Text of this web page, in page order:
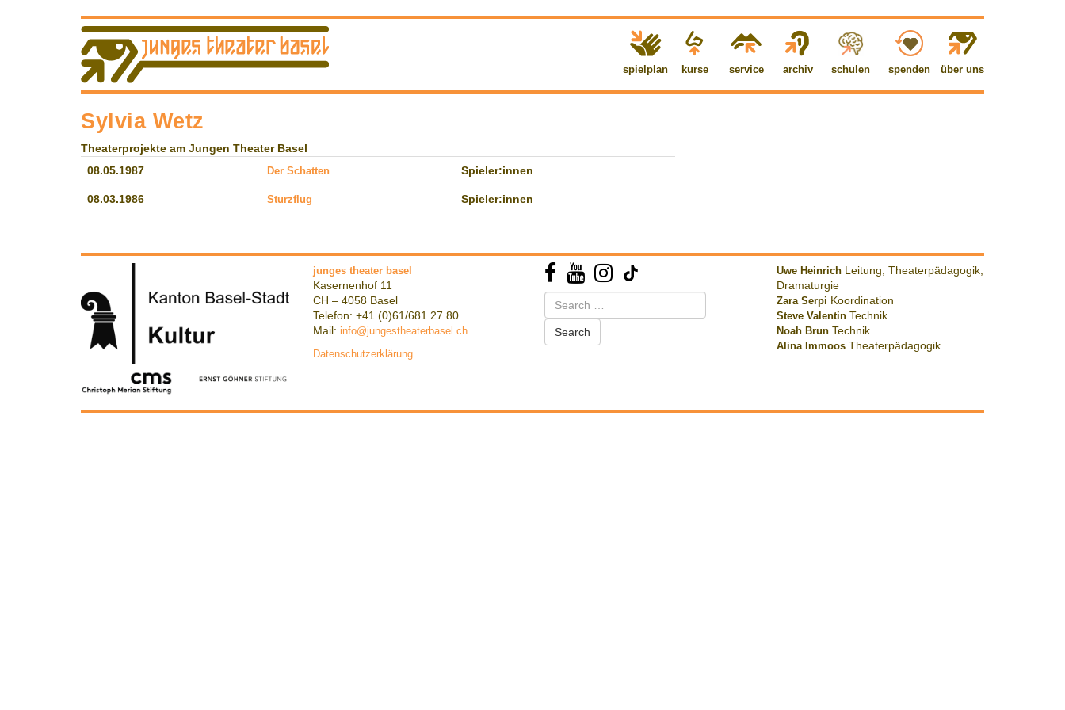
spielplan kurse service archiv schulen spenden über uns
Sylvia Wetz
Theaterprojekte am Jungen Theater Basel
08.05.1987 Der Schatten Spieler:innen
08.03.1986 Sturzflug Spieler:innen
junges theater basel
Kasernenhof 11
CH – 4058 Basel
Telefon: +41 (0)61/681 27 80
Mail: info@jungestheaterbasel.ch
Datenschutzerklärung
Search
for:
Uwe Heinrich Leitung, Theaterpädagogik,
Dramaturgie
Zara Serpi Koordination
Steve Valentin Technik
Noah Brun Technik
Alina Immoos Theaterpädagogik